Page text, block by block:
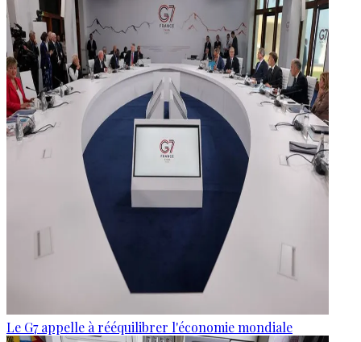
Le G7 appelle à rééquilibrer l'économie mondiale